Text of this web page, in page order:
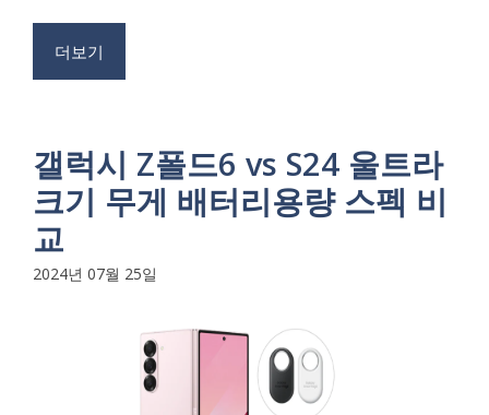
더보기
갤럭시 Z폴드6 vs S24 울트라
크기 무게 배터리용량 스펙 비
교
2024년 07월 25일